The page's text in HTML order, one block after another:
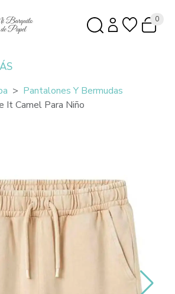
0
Pantalones Y Bermudas
It Camel Para Niño